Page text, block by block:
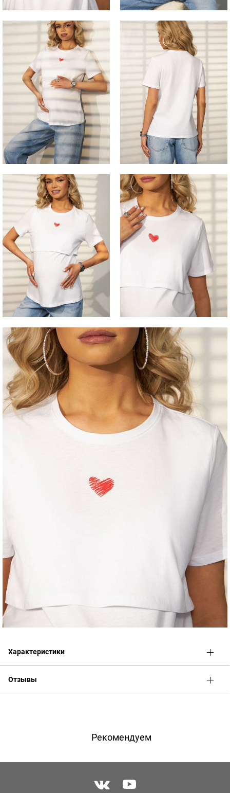
Характеристики
Отзывы
Рекомендуем